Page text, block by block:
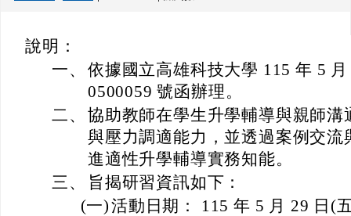
說明：
一、 依據國立高雄科技大學 115 年 5
0500059 號函辦理。
二、 協助教師在學生升學輔導與親師
與壓力調適能力，並透過案例交
進適性升學輔導實務知能。
三、
旨揭研習資訊如下：
(一)活動日期： 115 年 5 月 29 日(